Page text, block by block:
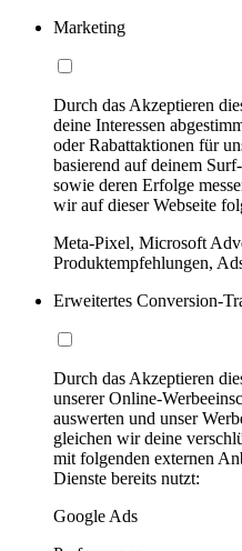
Marketing
Durch das Akzeptieren
deine Interessen
oder Rabattaktionen für
basierend auf deinem
sowie deren Erfolge
wir auf dieser Webseite
Meta-Pixel, Microsoft
Produktempfehlungen,
Erweitertes Conversion-
Durch das Akzeptieren
unserer Online-
auswerten und unser
gleichen wir deine
mit folgenden externen
Dienste bereits nutzt:
Google Ads